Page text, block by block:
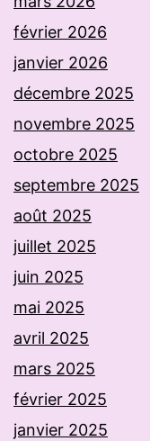
février 2026
janvier 2026
décembre 2025
novembre 2025
octobre 2025
septembre 2025
août 2025
juillet 2025
juin 2025
mai 2025
avril 2025
mars 2025
février 2025
janvier 2025